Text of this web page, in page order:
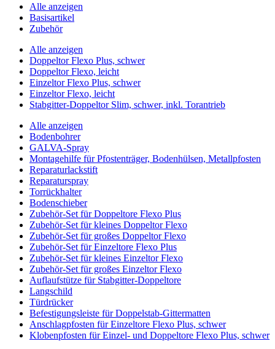
Alle anzeigen
Basisartikel
Zubehör
Alle anzeigen
Doppeltor Flexo Plus, schwer
Doppeltor Flexo, leicht
Einzeltor Flexo Plus, schwer
Einzeltor Flexo, leicht
Stabgitter-Doppeltor Slim, schwer, inkl. Torantrieb
Alle anzeigen
Bodenbohrer
GALVA-Spray
Montagehilfe für Pfostenträger, Bodenhülsen, Metallpfosten
Reparaturlackstift
Reparaturspray
Torrückhalter
Bodenschieber
Zubehör-Set für Doppeltore Flexo Plus
Zubehör-Set für kleines Doppeltor Flexo
Zubehör-Set für großes Doppeltor Flexo
Zubehör-Set für Einzeltore Flexo Plus
Zubehör-Set für kleines Einzeltor Flexo
Zubehör-Set für großes Einzeltor Flexo
Auflaufstütze für Stabgitter-Doppeltore
Langschild
Türdrücker
Befestigungsleiste für Doppelstab-Gittermatten
Anschlagpfosten für Einzeltore Flexo Plus, schwer
Klobenpfosten für Einzel- und Doppeltore Flexo Plus, schwer